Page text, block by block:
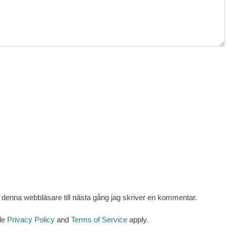
webbläsare till nästa gång jag skriver en kommentar.
Privacy Policy and Terms of Service apply.